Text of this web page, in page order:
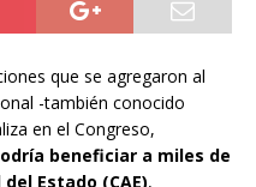
que se agregaron al
-también conocido
en el Congreso,
beneficiar a miles de
Estado (CAE),